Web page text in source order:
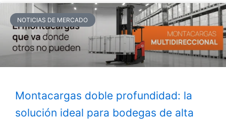
NOTICIAS DE MERCADO
Montacargas doble profundidad: la
solución ideal para bodegas de alta